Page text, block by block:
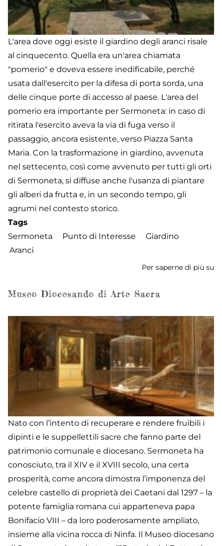
L'area dove oggi esiste il giardino degli aranci risale
al cinquecento. Quella era un'area chiamata
"pomerio" e doveva essere inedificabile, perché
usata dall'esercito per la difesa di porta sorda, una
delle cinque porte di accesso al paese. L'area del
pomerio era importante per Sermoneta: in caso di
ritirata l'esercito aveva la via di fuga verso il
passaggio, ancora esistente, verso Piazza Santa
Maria. Con la trasformazione in giardino, avvenuta
nel settecento, così come avvenuto per tutti gli orti
di Sermoneta, si diffuse anche l'usanza di piantare
gli alberi da frutta e, in un secondo tempo, gli
agrumi nel contesto storico.
Tags
Sermoneta
Punto di Interesse
Giardino
Aranci
Per saperne di più su
Museo Diocesando di Arte Sacra
Nato con l’intento di recuperare e rendere fruibili i
dipinti e le suppellettili sacre che fanno parte del
patrimonio comunale e diocesano. Sermoneta ha
conosciuto, tra il XIV e il XVIII secolo, una certa
prosperità, come ancora dimostra l’imponenza del
celebre castello di proprietà dei Caetani dal 1297 – la
potente famiglia romana cui apparteneva papa
Bonifacio VIII – da loro poderosamente ampliato,
insieme alla vicina rocca di Ninfa. Il Museo diocesano